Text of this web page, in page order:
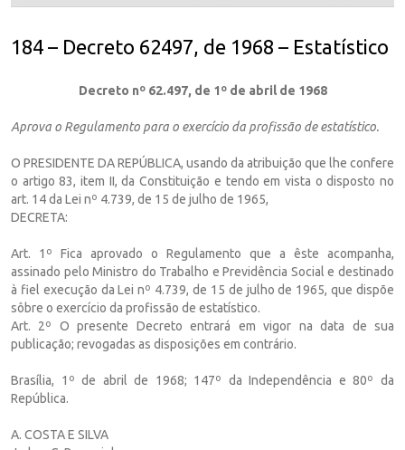
184 – Decreto 62497, de 1968 – Estatístico
Decreto nº 62.497, de 1º de abril de 1968
Aprova o Regulamento para o exercício da profissão de estatístico.
O PRESIDENTE DA REPÚBLICA, usando da atribuição que lhe confere
o artigo 83, item II, da Constituição e tendo em vista o disposto no
art. 14 da Lei nº 4.739, de 15 de julho de 1965,
DECRETA:
Art. 1º Fica aprovado o Regulamento que a êste acompanha,
assinado pelo Ministro do Trabalho e Previdência Social e destinado
à fiel execução da Lei nº 4.739, de 15 de julho de 1965, que dispõe
sôbre o exercício da profissão de estatístico.
Art. 2º O presente Decreto entrará em vigor na data de sua
publicação; revogadas as disposições em contrário.
Brasília, 1º de abril de 1968; 147º da Independência e 80º da
República.
A. COSTA E SILVA